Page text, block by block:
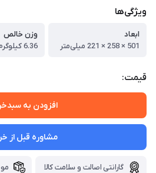
ویژگی‌ها
ابعاد
501 × 258 × 221 میلی‌متر
وزن خالص
6.36 کیلوگرم / 14.02 lbs
قیمت:
افزودن به
مشاوره قبل از
گارانتی اصالت و سلامت کالا